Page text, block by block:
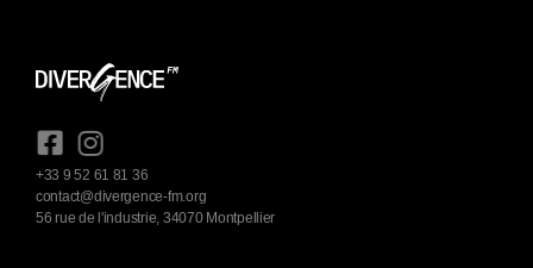
+33 9 52 61 81 36
contact@divergence-fm.org
56 rue de l'industrie, 34070 Montpellier